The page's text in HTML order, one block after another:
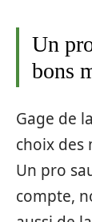
Un
bons
Gage de
choix des
Un pro
compte,